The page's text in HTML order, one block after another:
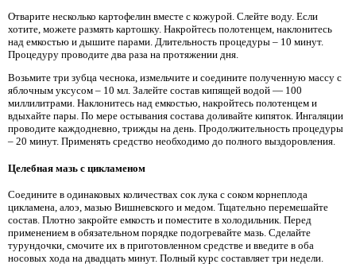
Отварите несколько картофелин вместе с кожурой. Слейте воду. Если
хотите, можете размять картошку. Накройтесь полотенцем, наклонитесь
над емкостью и дышите парами. Длительность процедуры – 10 минут.
Процедуру проводите два раза на протяжении дня.
Возьмите три зубца чеснока, измельчите и соедините полученную массу с
яблочным уксусом – 10 мл. Залейте состав кипящей водой — 100
миллилитрами. Наклонитесь над емкостью, накройтесь полотенцем и
вдыхайте пары. По мере остывания состава доливайте кипяток. Ингаляции
проводите каждодневно, трижды на день. Продолжительность процедуры
– 20 минут. Применять средство необходимо до полного выздоровления.
Целебная мазь с цикламеном
Соедините в одинаковых количествах сок лука с соком корнеплода
цикламена, алоэ, мазью Вишневского и медом. Тщательно перемешайте
состав. Плотно закройте емкость и поместите в холодильник. Перед
применением в обязательном порядке подогревайте мазь. Сделайте
турундочки, смочите их в приготовленном средстве и введите в оба
носовых хода на двадцать минут. Полный курс составляет три недели.